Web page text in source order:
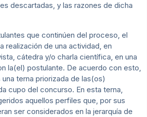
descartadas, y las razones de dicha
que continúen del proceso, el
realización de una actividad, en
cátedra y/o charla científica, en una
la(el) postulante. De acuerdo con esto,
terna priorizada de las(os)
cupo del concurso. En esta terna,
aquellos perfiles que, por sus
ser considerados en la jerarquía de